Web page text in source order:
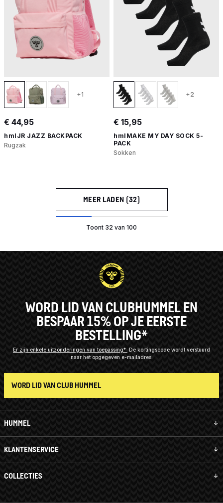
+1
€ 44,95
hmlJR JAZZ BACKPACK
Rugzak
+2
€ 15,95
hmlMAKE MY DAY SOCK 5-
PACK
Sokken
MEER LADEN (32)
Toont 32 van 100
HUMMEL
KLANTENSERVICE
COLLECTIES
WORD LID VAN CLUBHUMMEL EN
BESPAAR 15% OP JE EERSTE
BESTELLING*
Er zijn enkele uitzonderingen van toepassing* De kortingscode wordt verstuurd
naar het opgegeven e-mailadres.
WORD LID VAN CLUB HUMMEL